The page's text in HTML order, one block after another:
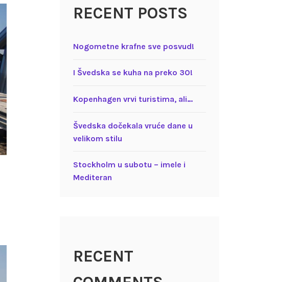
RECENT POSTS
Nogometne krafne sve posvud!
I Švedska se kuha na preko 30!
Kopenhagen vrvi turistima, ali…
Švedska dočekala vruće dane u
velikom stilu
Stockholm u subotu – imele i
Mediteran
RECENT